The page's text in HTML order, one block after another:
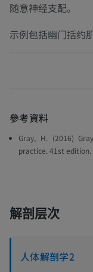
随意神经支配。
示例包括幽门括约
參考資料
Gray, H. (2016)
practice. 41st edition.
解剖层次
人体解剖学2